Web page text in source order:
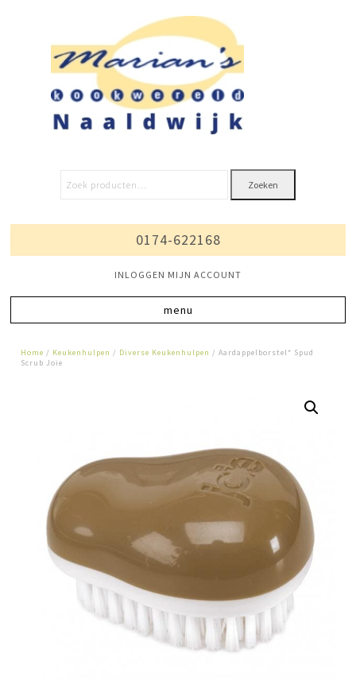
Zoeken
0174-622168
INLOGGEN MIJN ACCOUNT
Home / Keukenhulpen / Diverse Keukenhulpen / Aardappelborstel* Spud
Scrub Joie